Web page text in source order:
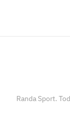
Randa Sport.